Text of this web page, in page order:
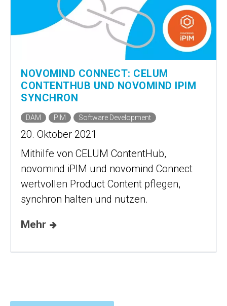
NOVOMIND CONNECT: CELUM
CONTENTHUB UND NOVOMIND IPIM
SYNCHRON
DAM PIM Software Development
20. Oktober 2021
Mithilfe von CELUM ContentHub,
novomind iPIM und novomind Connect
wertvollen Product Content pflegen,
synchron halten und nutzen.
Mehr